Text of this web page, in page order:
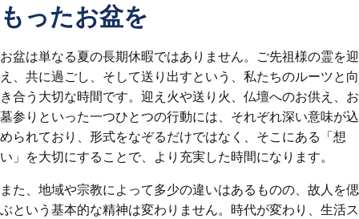
もったお盆を
お盆は単なる夏の長期休暇ではありません。ご先祖様の霊を迎
え、共に過ごし、そして送り出すという、私たちのルーツと向
き合う大切な時間です。迎え火や送り火、仏壇へのお供え、お
墓参りといった一つひとつの行動には、それぞれ深い意味が込
められており、形式をなぞるだけではなく、そこにある「想
い」を大切にすることで、より充実した時間になります。
また、地域や宗教によって多少の違いはあるものの、故人を偲
ぶという基本的な精神は変わりません。時代が変わり、生活ス